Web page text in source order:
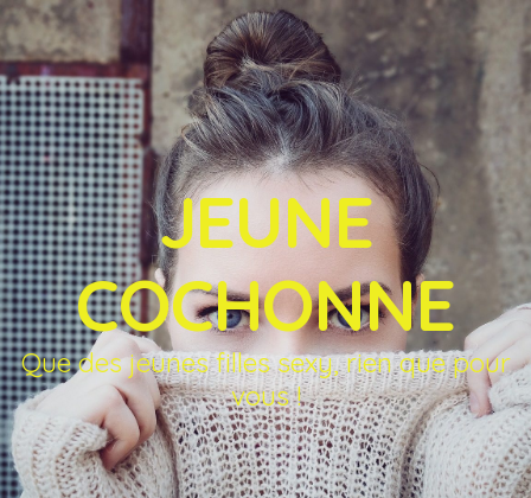
JEUNE
COCHONNE
Que des jeunes filles sexy, rien que pour
vous !